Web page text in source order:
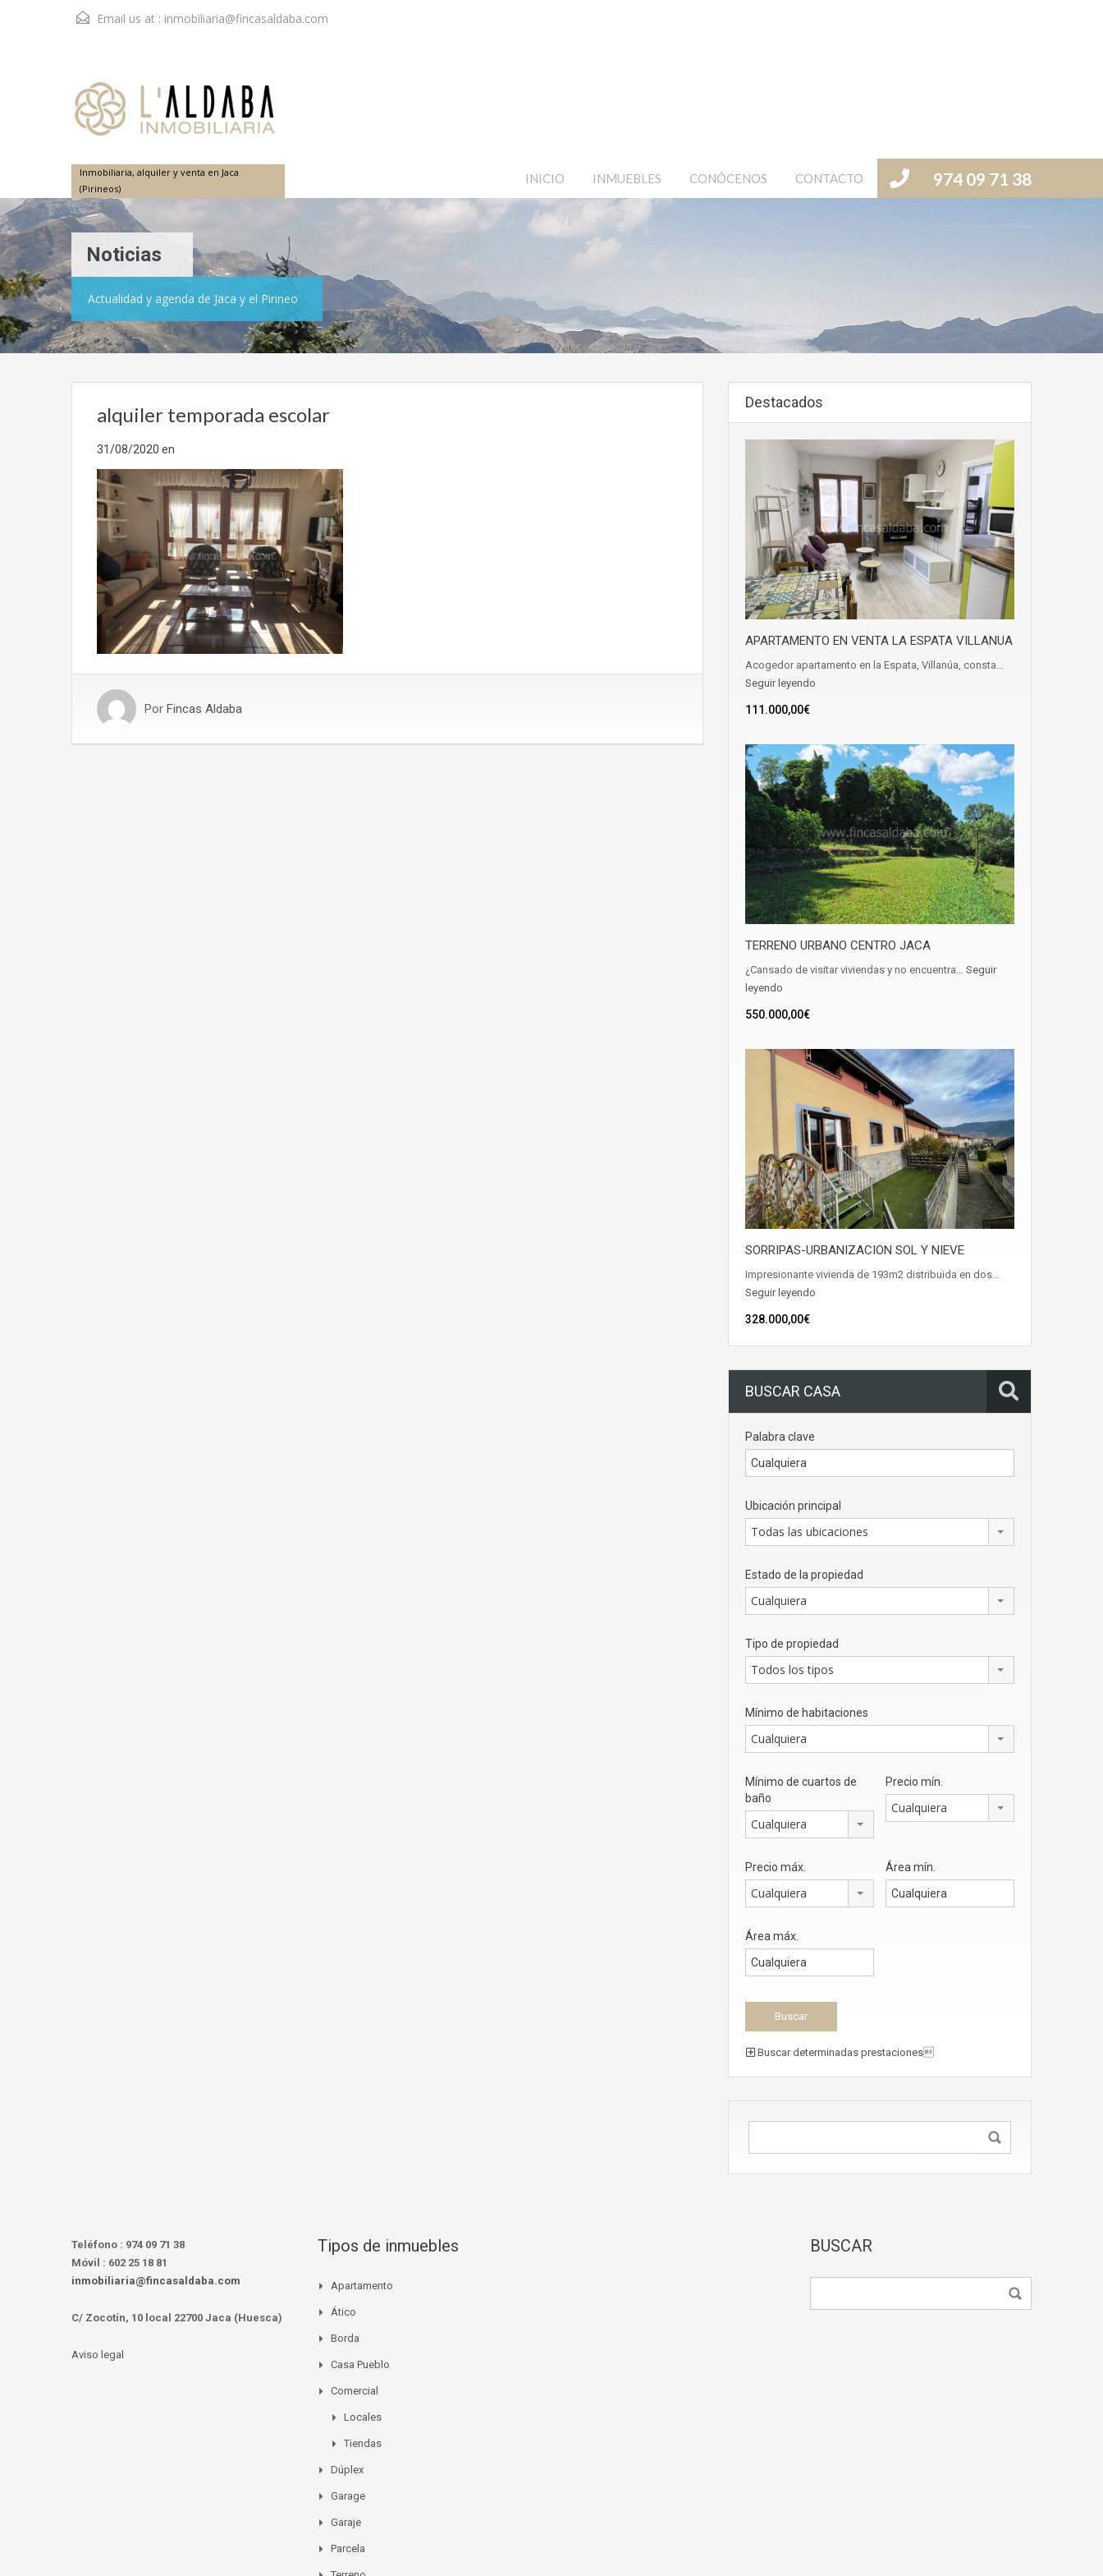
Email us at : inmobiliaria@fincasaldaba.com
Inmobiliaria, alquiler y venta en Jaca
(Pirineos)
974 09 71 38
INICIO INMUEBLES CONÓCENOS CONTACTO
Noticias
Actualidad y agenda de Jaca y el Pirineo
alquiler temporada escolar
31/08/2020 en
Por Fincas Aldaba
Destacados
APARTAMENTO EN VENTA LA ESPATA VILLANUA
Acogedor apartamento en la Espata, Villanúa, consta…
Seguir leyendo
111.000,00€
TERRENO URBANO CENTRO JACA
¿Cansado de visitar viviendas y no encuentra… Seguir
leyendo
550.000,00€
SORRIPAS-URBANIZACION SOL Y NIEVE
Impresionante vivienda de 193m2 distribuida en dos…
Seguir leyendo
328.000,00€
BUSCAR CASA
Palabra clave
Ubicación principal
Todas las ubicaciones
Estado de la propiedad
Cualquiera
Tipo de propiedad
Todos los tipos
Mínimo de habitaciones
Cualquiera
Mínimo de cuartos de
baño
Cualquiera
Precio mín.
Cualquiera
Precio máx.
Cualquiera
Área mín.
Área máx.
Buscar determinadas prestaciones
Teléfono : 974 09 71 38
Móvil : 602 25 18 81
inmobiliaria@fincasaldaba.com
C/ Zocotín, 10 local 22700 Jaca (Huesca)
Aviso legal
Tipos de inmuebles
Apartamento
Ático
Borda
Casa Pueblo
Comercial
Locales
Tiendas
Dúplex
Garage
Garaje
Parcela
BUSCAR